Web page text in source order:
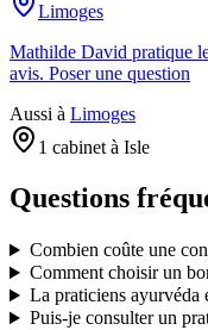
Limoges
Mathilde David pratique
avis. Poser une question
Aussi à Limoges
1 cabinet à Isle
Questions
Combien coûte une
Comment choisir un
La praticiens ayurvéda
Puis-je consulter un